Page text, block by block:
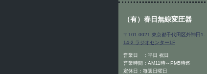
（有）春日無線変圧器
〒101-0021 東京都千代田区外神田1-
14-2 ラジオセンター1F
営業日 ：平日 祝日
営業時間：AM11時～PM5時迄
定休日：毎週日曜日